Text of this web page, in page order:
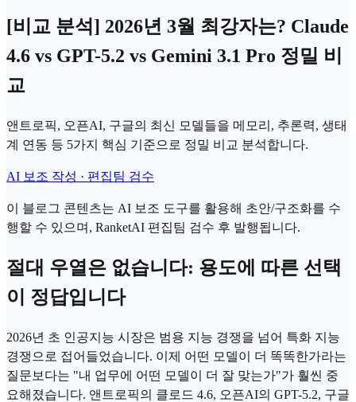
[비교 분석] 2026년 3월 최강자는? Claude
4.6 vs GPT-5.2 vs Gemini 3.1 Pro 정밀 비
교
앤트로픽, 오픈AI, 구글의 최신 모델들을 메모리, 추론력, 생태
계 연동 등 5가지 핵심 기준으로 정밀 비교 분석합니다.
AI 보조 작성 · 편집팀 검수
이 블로그 콘텐츠는 AI 보조 도구를 활용해 초안/구조화를 수
행할 수 있으며, RanketAI 편집팀 검수 후 발행됩니다.
절대 우열은 없습니다: 용도에 따른 선택
이 정답입니다
2026년 초 인공지능 시장은 범용 지능 경쟁을 넘어 특화 지능
경쟁으로 접어들었습니다. 이제 어떤 모델이 더 똑똑한가라는
질문보다는 "내 업무에 어떤 모델이 더 잘 맞는가"가 훨씬 중
요해졌습니다. 앤트로픽의 클로드 4.6, 오픈AI의 GPT-5.2, 구글